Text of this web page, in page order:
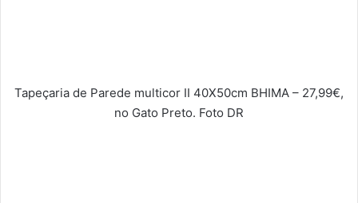
Tapeçaria de Parede multicor II 40X50cm BHIMA – 27,99€,
no Gato Preto. Foto DR